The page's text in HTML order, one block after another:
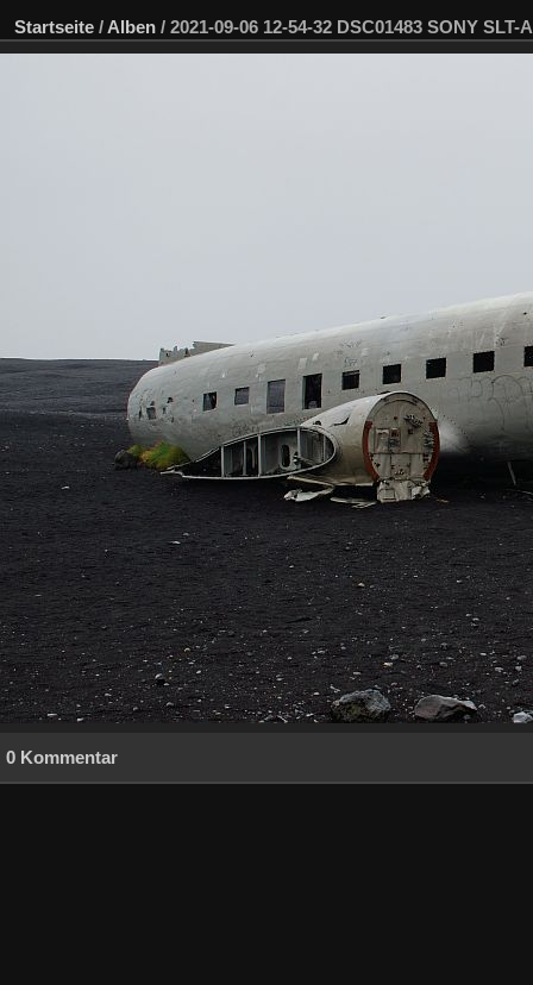
Startseite / Alben / 2021-09-06 12-54-32 DSC01483 SONY SLT-
0 Kommentar